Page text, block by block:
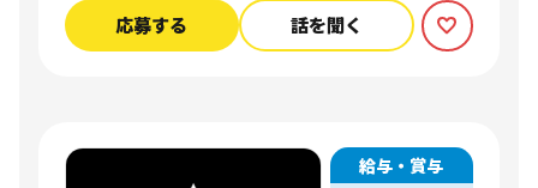
応募する 話を聞く
給与・賞与